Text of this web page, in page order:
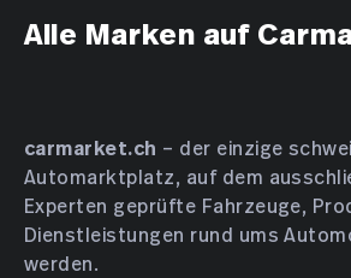
Alle Marken auf
Aston Martin
Audi Bentley
Bugatti
BYD Cadillac
Citroën
Cupra Dacia Daewoo
DENZA
carmarket.ch – der einzige
Automarktplatz, auf dem
Experten geprüfte Fahrzeuge,
Dienstleistungen rund ums
werden.